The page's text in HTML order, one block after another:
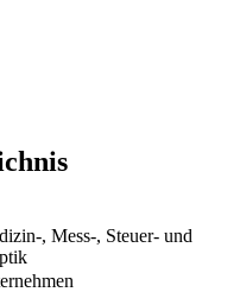
, Mess-, Steuer- und